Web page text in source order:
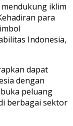
iklim
para
Indonesia,
dapat
dengan
peluang
berbagai sektor